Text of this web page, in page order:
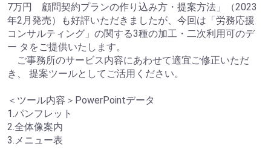
7万円 顧問契約プランの作り込み方・提案方法」（2023
年2月発売）も好評いただきましたが、今回は「労務応援
コンサルティング」の関する3種の加工・二次利用可のデ
ー タをご提供いたします。
ご事務所のサービス内容にあわせて適宜ご修正いただ
き、 提案ツールとしてご活用ください。
＜ツール内容＞PowerPointデータ
1.パンフレット
2.全体像案内
3.メニュー表